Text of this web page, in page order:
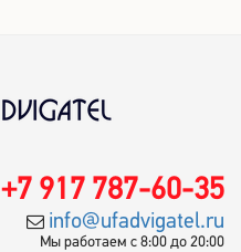
+7 917 787-60-35
info@ufadvigatel.ru
Мы работаем с 8:00 до 20:00